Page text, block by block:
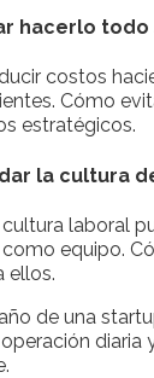
hacerlo
costos
Cómo
estratégicos.
la cultura
cultura laboral
equipo.
ellos.
de una
diaria